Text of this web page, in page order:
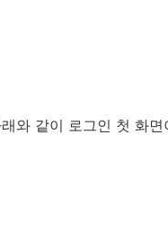
와 같이 로그인 첫 화